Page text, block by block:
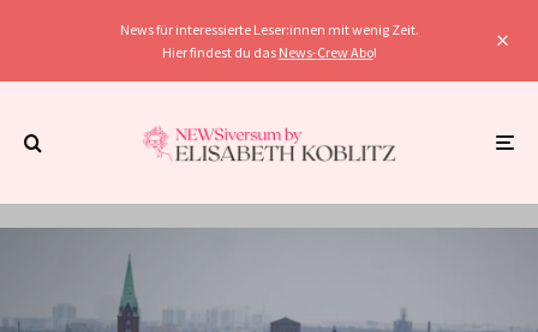
News für interessierte Leser:innen mit wenig Zeit.
Hier findest du das News-Crew Abo!